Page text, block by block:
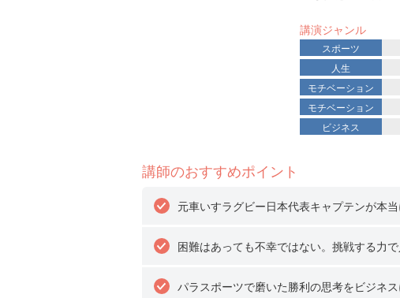
講演ジャンル
スポーツ
人生
モチベーション
モチベーション
ビジネス
講師のおすすめポイント
元車いすラグビー日本代表キャプテンが本
困難はあっても不幸ではない。挑戦する力
パラスポーツで磨いた勝利の思考をビジネ